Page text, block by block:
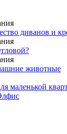
диванов и
животные
маленькой